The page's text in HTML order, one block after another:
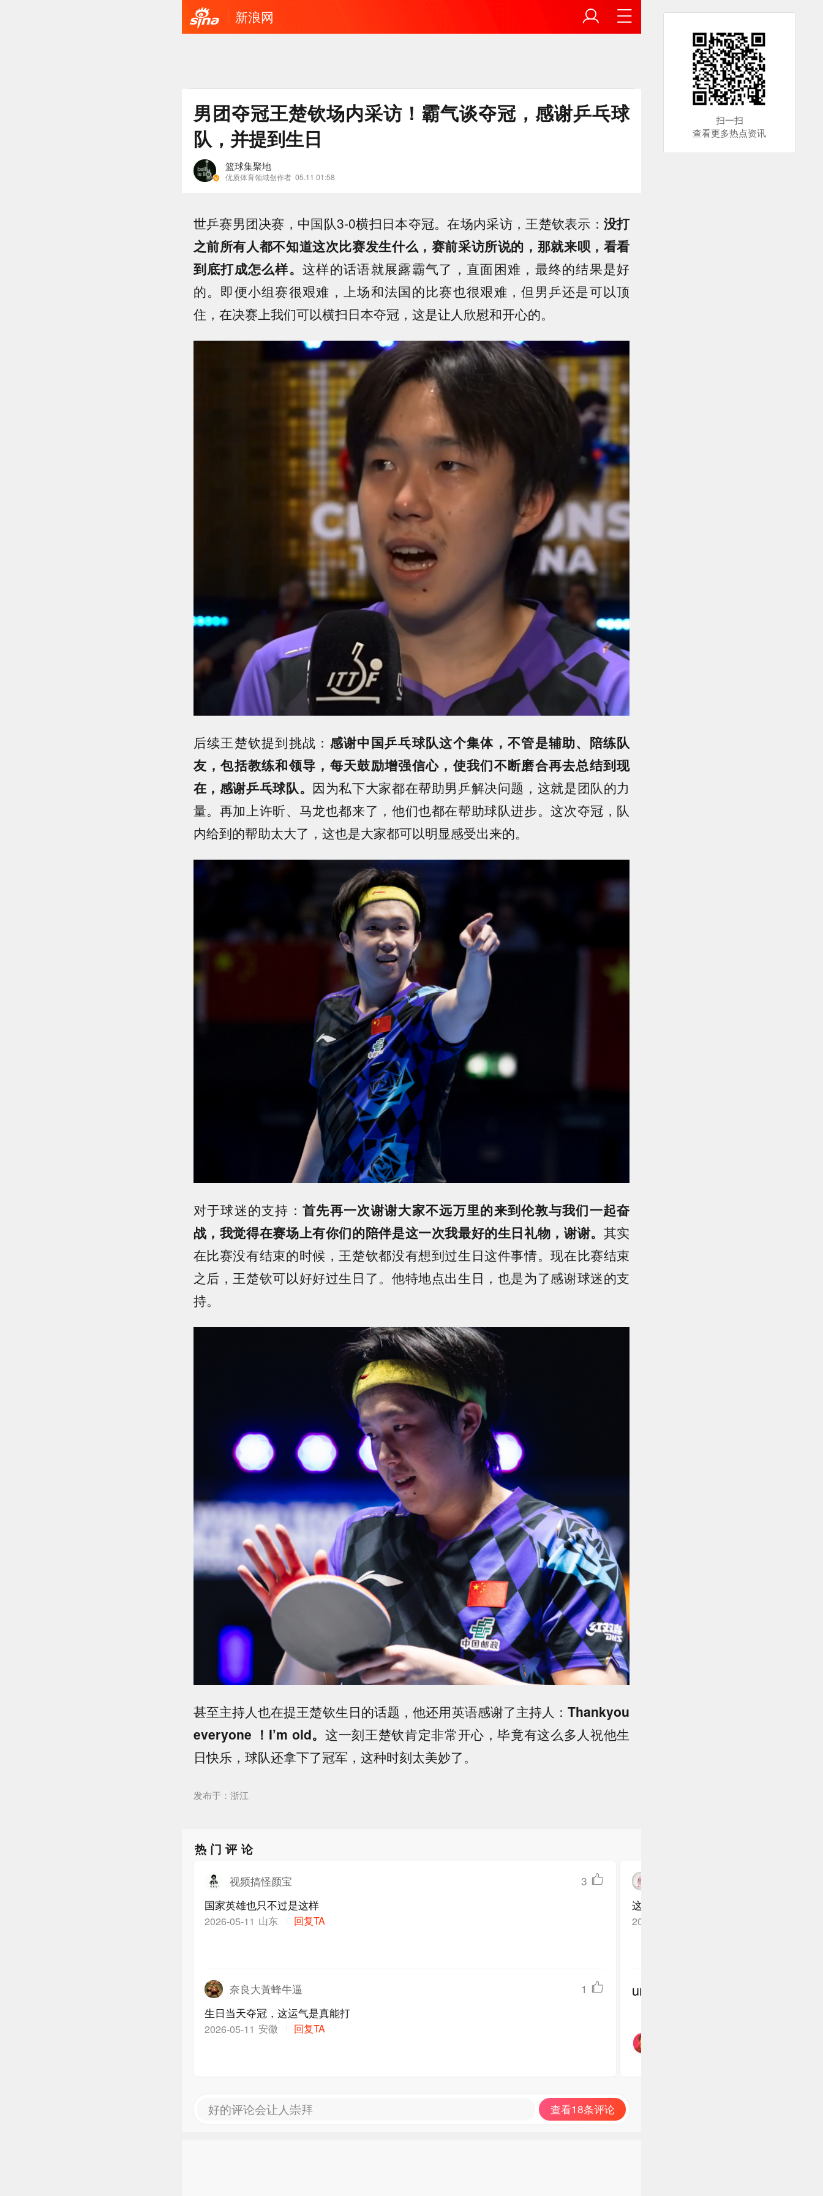
新浪网
男团夺冠王楚钦场内采访！霸气谈夺冠，感谢乒乓球
队，并提到生日
篮球集聚地
优质体育领域创作者 05.11 01:58
世乒赛男团决赛，中国队3-0横扫日本夺冠。在场内采访，王楚钦表示：没打
之前所有人都不知道这次比赛发生什么，赛前采访所说的，那就来呗，看看
到底打成怎么样。这样的话语就展露霸气了，直面困难，最终的结果是好
的。即便小组赛很艰难，上场和法国的比赛也很艰难，但男乒还是可以顶
住，在决赛上我们可以横扫日本夺冠，这是让人欣慰和开心的。
后续王楚钦提到挑战： 感谢中国乒乓球队这个集体，不管是辅助、陪练队
友，包括教练和领导，每天鼓励增强信心，使我们不断磨合再去总结到现
在，感谢乒乓球队。 因为私下大家都在帮助男乒解决问题，这就是团队的力
量。再加上许昕、马龙也都来了，他们也都在帮助球队进步。这次夺冠，队
内给到的帮助太大了，这也是大家都可以明显感受出来的。
对于球迷的支持：首先再一次谢谢大家不远万里的来到伦敦与我们一起奋
战，我觉得在赛场上有你们的陪伴是这一次我最好的生日礼物，谢谢。 其实
在比赛没有结束的时候，王楚钦都没有想到过生日这件事情。现在比赛结束
之后，王楚钦可以好好过生日了。他特地点出生日，也是为了感谢球迷的支
持。
甚至主持人也在提王楚钦生日的话题，他还用英语感谢了主持人：Thankyou
everyone ！I’m old。 这一刻王楚钦肯定非常开心，毕竟有这么多人祝他生
日快乐，球队还拿下了冠军，这种时刻太美妙了。
发布于：浙江
热门评论
视频搞怪颜宝
3
国家英雄也只不过是这样
2026-05-11 山东 回复TA
奈良大黃蜂牛逼
1
生日当天夺冠，这运气是真能打
2026-05-11 安徽 回复TA
这个作品真的很不错，给你点赞，互相支
2026-05-11
undefined
好的评论会让人崇拜 查看18条评论
扫一扫
查看更多热点资讯